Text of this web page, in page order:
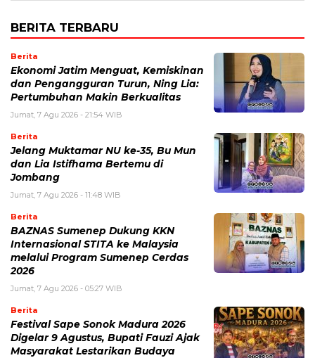
BERITA TERBARU
Berita
Ekonomi Jatim Menguat, Kemiskinan
dan Pengangguran Turun, Ning Lia:
Pertumbuhan Makin Berkualitas
Jumat, 7 Agu 2026 - 21:54 WIB
Berita
Jelang Muktamar NU ke-35, Bu Mun
dan Lia Istifhama Bertemu di
Jombang
Jumat, 7 Agu 2026 - 11:48 WIB
Berita
BAZNAS Sumenep Dukung KKN
Internasional STITA ke Malaysia
melalui Program Sumenep Cerdas
2026
Jumat, 7 Agu 2026 - 05:27 WIB
Berita
Festival Sape Sonok Madura 2026
Digelar 9 Agustus, Bupati Fauzi Ajak
Masyarakat Lestarikan Budaya